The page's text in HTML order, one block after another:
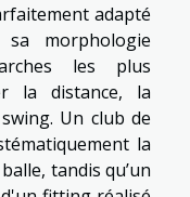
adapté
morphologie
les plus
la distance, la
Un club de
la
tandis qu’un